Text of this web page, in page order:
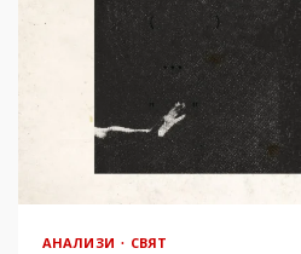
АНАЛИЗИ СВЯТ